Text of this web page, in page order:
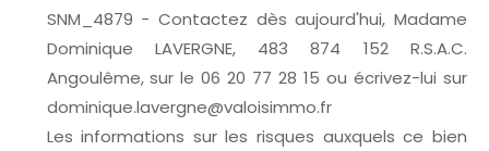
SNM_4879 - Contactez dès aujourd'hui, Madame
Dominique LAVERGNE, 483 874 152 R.S.A.C.
Angoulême, sur le 06 20 77 28 15 ou écrivez-lui sur
dominique.lavergne@valoisimmo.fr
Les informations sur les risques auxquels ce bien